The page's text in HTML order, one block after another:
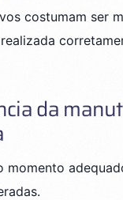
costumam ser
da
momento